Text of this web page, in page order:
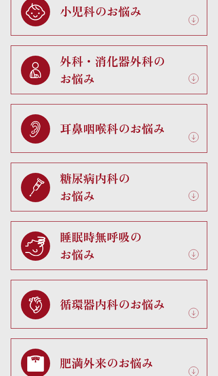
小児科のお悩み
外科・消化器外科の
お悩み
耳鼻咽喉科のお悩み
糖尿病内科の
お悩み
睡眠時無呼吸の
お悩み
循環器内科のお悩み
肥満外来のお悩み